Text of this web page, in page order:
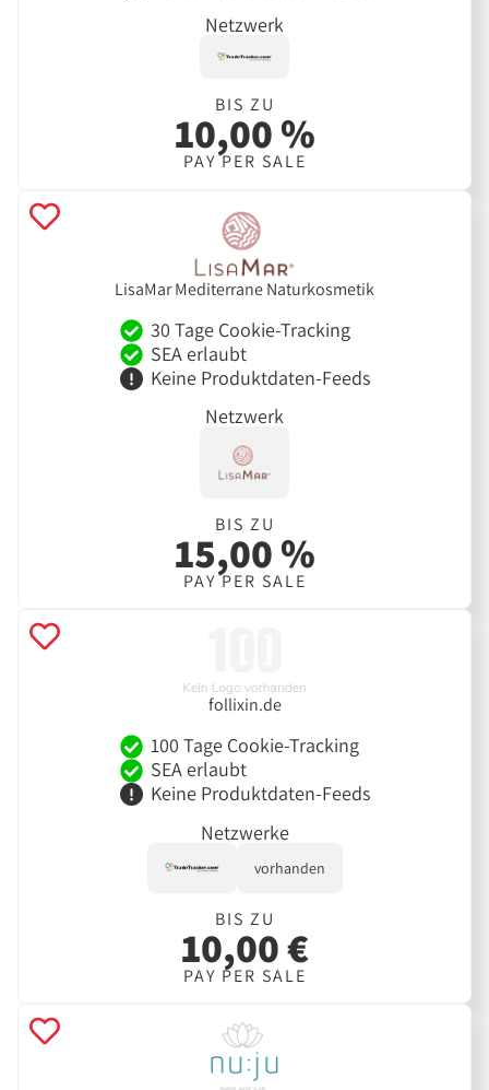
Netzwerk
BIS ZU
10,00 %
PAY PER SALE
LisaMar Mediterrane Naturkosmetik
30 Tage Cookie-Tracking
SEA erlaubt
Keine Produktdaten-Feeds
Netzwerk
BIS ZU
15,00 %
PAY PER SALE
follixin.de
100 Tage Cookie-Tracking
SEA erlaubt
Keine Produktdaten-Feeds
Netzwerke
vorhanden
BIS ZU
10,00 €
PAY PER SALE